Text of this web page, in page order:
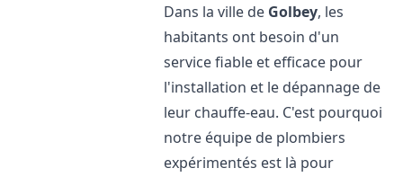
Dans la ville de Golbey, les
habitants ont besoin d'un
service fiable et efficace pour
l'installation et le dépannage de
leur chauffe-eau. C'est pourquoi
notre équipe de plombiers
expérimentés est là pour